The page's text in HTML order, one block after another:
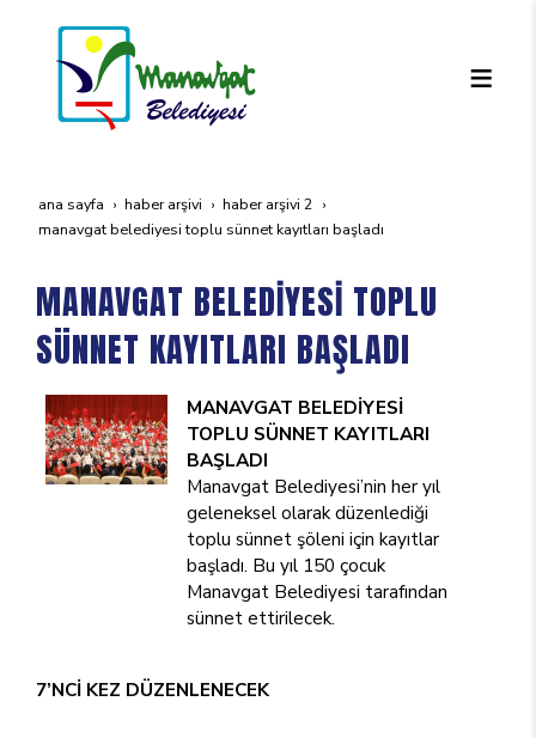
ana sayfa haber arşivi
haber arşivi 2
manavgat beledi̇yesi̇ toplu sünnet kayitlari başladi
MANAVGAT BELEDİYESİ TOPLU
SÜNNET KAYITLARI BAŞLADI
MANAVGAT BELEDİYESİ
TOPLU SÜNNET KAYITLARI
BAŞLADI
Manavgat Belediyesi’nin her yıl
geleneksel olarak düzenlediği
toplu sünnet şöleni için kayıtlar
başladı. Bu yıl 150 çocuk
Manavgat Belediyesi tarafından
sünnet ettirilecek.
7’NCİ KEZ DÜZENLENECEK